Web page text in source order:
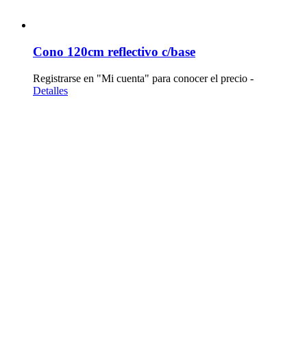
Cono 120cm reflectivo c/base
Registrarse en "Mi cuenta" para conocer el precio -
Detalles